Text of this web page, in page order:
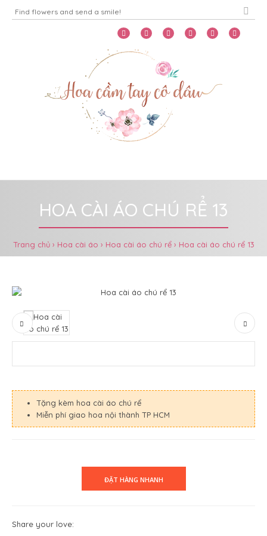
HOA CÀI ÁO CHÚ RỂ 13
Trang chủ Hoa cài áo Hoa cài áo chú rể Hoa cài áo chú rể 13
Tặng kèm hoa cài áo chú rể
Miễn phí giao hoa nội thành TP HCM
Share your love: